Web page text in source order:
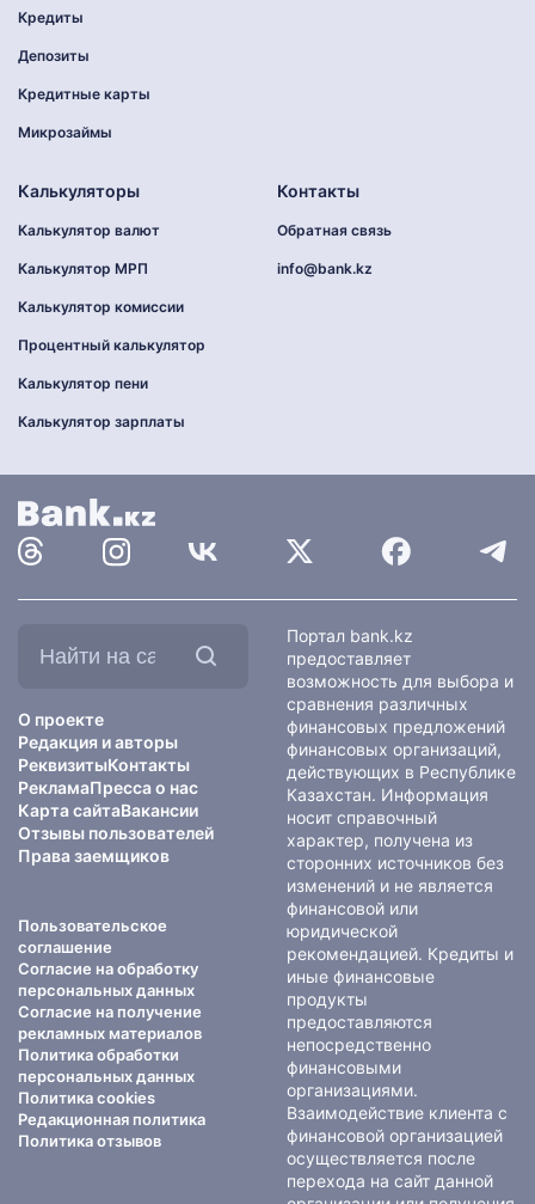
Кредиты
Депозиты
Кредитные карты
Микрозаймы
Калькуляторы
Калькулятор валют
Калькулятор МРП
Калькулятор комиссии
Процентный калькулятор
Калькулятор пени
Калькулятор зарплаты
Контакты
Обратная связь
info@bank.kz
О проекте
Редакция и авторы
РеквизитыКонтакты
РекламаПресса о нас
Карта сайтаВакансии
Отзывы пользователей
Права заемщиков
Пользовательское
соглашение
Согласие на обработку
персональных данных
Согласие на получение
рекламных материалов
Политика обработки
персональных данных
Политика cookies
Редакционная политика
Политика отзывов
Портал bank.kz
предоставляет
возможность для выбора и
сравнения различных
финансовых предложений
финансовых организаций,
действующих в Республике
Казахстан. Информация
носит справочный
характер, получена из
сторонних источников без
изменений и не является
финансовой или
юридической
рекомендацией. Кредиты и
иные финансовые
продукты
предоставляются
непосредственно
финансовыми
организациями.
Взаимодействие клиента с
финансовой организацией
осуществляется после
перехода на сайт данной